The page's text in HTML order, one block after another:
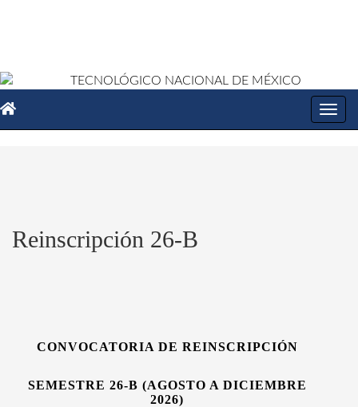
Reinscripción 26-B
CONVOCATORIA DE REINSCRIPCIÓN
SEMESTRE 26-B (AGOSTO A DICIEMBRE
2026)